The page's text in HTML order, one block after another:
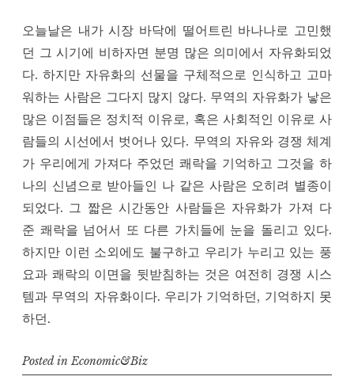
오늘날은 내가 시장 바닥에 떨어트린 바나나로 고민했
던 그 시기에 비하자면 분명 많은 의미에서 자유화되었
다. 하지만 자유화의 선물을 구체적으로 인식하고 고마
워하는 사람은 그다지 많지 않다. 무역의 자유화가 낳은
많은 이점들은 정치적 이유로, 혹은 사회적인 이유로 사
람들의 시선에서 벗어나 있다. 무역의 자유와 경쟁 체계
가 우리에게 가져다 주었던 쾌락을 기억하고 그것을 하
나의 신념으로 받아들인 나 같은 사람은 오히려 별종이
되었다. 그 짧은 시간동안 사람들은 자유화가 가져 다
준 쾌락을 넘어서 또 다른 가치들에 눈을 돌리고 있다.
하지만 이런 소외에도 불구하고 우리가 누리고 있는 풍
요과 쾌락의 이면을 뒷받침하는 것은 여전히 경쟁 시스
템과 무역의 자유화이다. 우리가 기억하던, 기억하지 못
하던.
Posted inEconomic&Biz